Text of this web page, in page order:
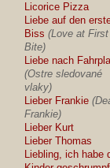
Licorice Pizza
Liebe auf den
Biss (Love at First
Bite)
Liebe nach
(Ostre sledované
vlaky)
Lieber Frankie
Frankie)
Lieber Kurt
Lieber Thomas
Liebling, ich habe